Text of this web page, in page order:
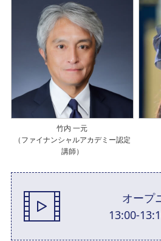
竹内 一元
（ファイナンシャルアカデミー認定
講師）
オープ
13:00-